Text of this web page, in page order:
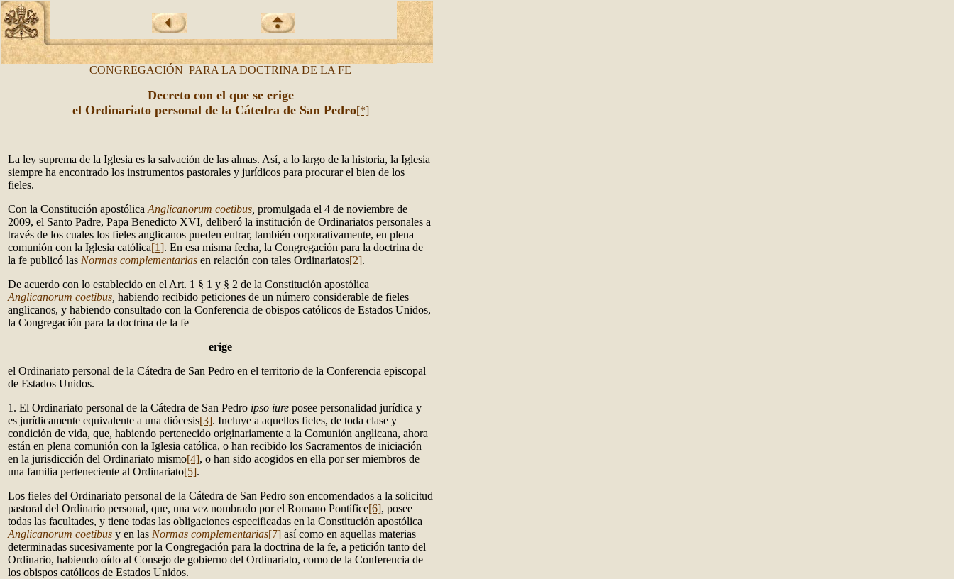
CONGREGACIÓN PARA LA DOCTRINA DE LA FE
Decreto con el que se erige
el Ordinariato personal de la Cátedra de San Pedro[*]
La ley suprema de la Iglesia es la salvación de las almas. Así, a lo largo de la historia, la Iglesia
siempre ha encontrado los instrumentos pastorales y jurídicos para procurar el bien de los
fieles.
Con la Constitución apostólica Anglicanorum coetibus promulgada el 4 de noviembre de
2009, el Santo Padre, Papa Benedicto XVI, deliberó la institución de Ordinariatos personales a
través de los cuales los fieles anglicanos pueden entrar, también corporativamente, en plena
comunión con la Iglesia católica[1]. En esa misma fecha, la Congregación para la doctrina de
la fe publicó las Normas complementarias en relación con tales Ordinariatos[2].
De acuerdo con lo establecido en el Art. 1 § 1 y § 2 de la Constitución apostólica
Anglicanorum coetibus habiendo recibido peticiones de un número considerable de fieles
anglicanos, y habiendo consultado con la Conferencia de obispos católicos de Estados Unidos,
la Congregación para la doctrina de la fe
erige
el Ordinariato personal de la Cátedra de San Pedro en el territorio de la Conferencia episcopal
de Estados Unidos.
1. El Ordinariato personal de la Cátedra de San Pedro ipso iure posee personalidad jurídica y
es jurídicamente equivalente a una diócesis[3]. Incluye a aquellos fieles, de toda clase y
condición de vida, que, habiendo pertenecido originariamente a la Comunión anglicana, ahora
están en plena comunión con la Iglesia católica, o han recibido los Sacramentos de iniciación
en la jurisdicción del Ordinariato mismo[4], o han sido acogidos en ella por ser miembros de
una familia perteneciente al Ordinariato[5].
Los fieles del Ordinariato personal de la Cátedra de San Pedro son encomendados a la solicitud
pastoral del Ordinario personal, que, una vez nombrado por el Romano Pontífice[6], posee
todas las facultades, y tiene todas las obligaciones especificadas en la Constitución apostólica
Anglicanorum coetibus y en las Normas complementarias[7] así como en aquellas materias
determinadas sucesivamente por la Congregación para la doctrina de la fe, a petición tanto del
Ordinario, habiendo oído al Consejo de gobierno del Ordinariato, como de la Conferencia de
los obispos católicos de Estados Unidos.